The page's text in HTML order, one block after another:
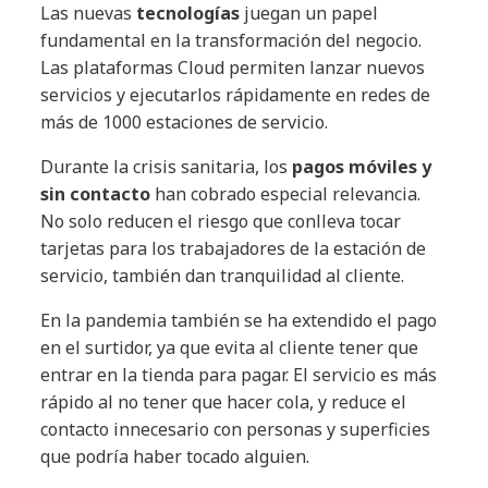
Las nuevas tecnologías juegan un papel
fundamental en la transformación del negocio.
Las plataformas Cloud permiten lanzar nuevos
servicios y ejecutarlos rápidamente en redes de
más de 1000 estaciones de servicio.
Durante la crisis sanitaria, los pagos móviles y
sin contacto han cobrado especial relevancia.
No solo reducen el riesgo que conlleva tocar
tarjetas para los trabajadores de la estación de
servicio, también dan tranquilidad al cliente.
En la pandemia también se ha extendido el pago
en el surtidor, ya que evita al cliente tener que
entrar en la tienda para pagar. El servicio es más
rápido al no tener que hacer cola, y reduce el
contacto innecesario con personas y superficies
que podría haber tocado alguien.